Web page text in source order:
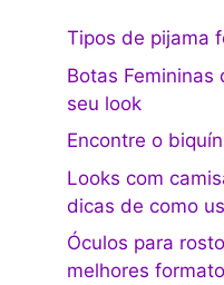
Tipos de pijama
Botas Femininas
seu look
Encontre o
Looks com
dicas de como
Óculos para
melhores